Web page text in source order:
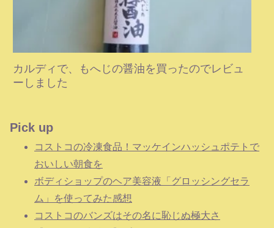
カルディで、もへじの醤油を買ったのでレビュ
ーしました
Pick up
コストコの冷凍食品！マッケインハッシュポテトで
おいしい朝食を
ボディショップのヘア美容液「グロッシングセラ
ム」を使ってみた感想
コストコのバンズはその名に恥じぬ極大さ